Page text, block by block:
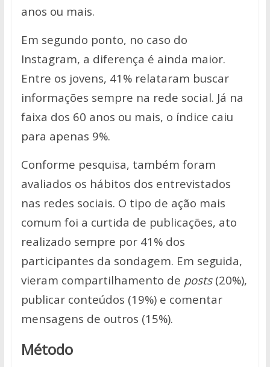
anos ou mais.
Em segundo ponto, no caso do
Instagram, a diferença é ainda maior.
Entre os jovens, 41% relataram buscar
informações sempre na rede social. Já na
faixa dos 60 anos ou mais, o índice caiu
para apenas 9%.
Conforme pesquisa, também foram
avaliados os hábitos dos entrevistados
nas redes sociais. O tipo de ação mais
comum foi a curtida de publicações, ato
realizado sempre por 41% dos
participantes da sondagem. Em seguida,
vieram compartilhamento de posts(20%),
publicar conteúdos (19%) e comentar
mensagens de outros (15%).
Método